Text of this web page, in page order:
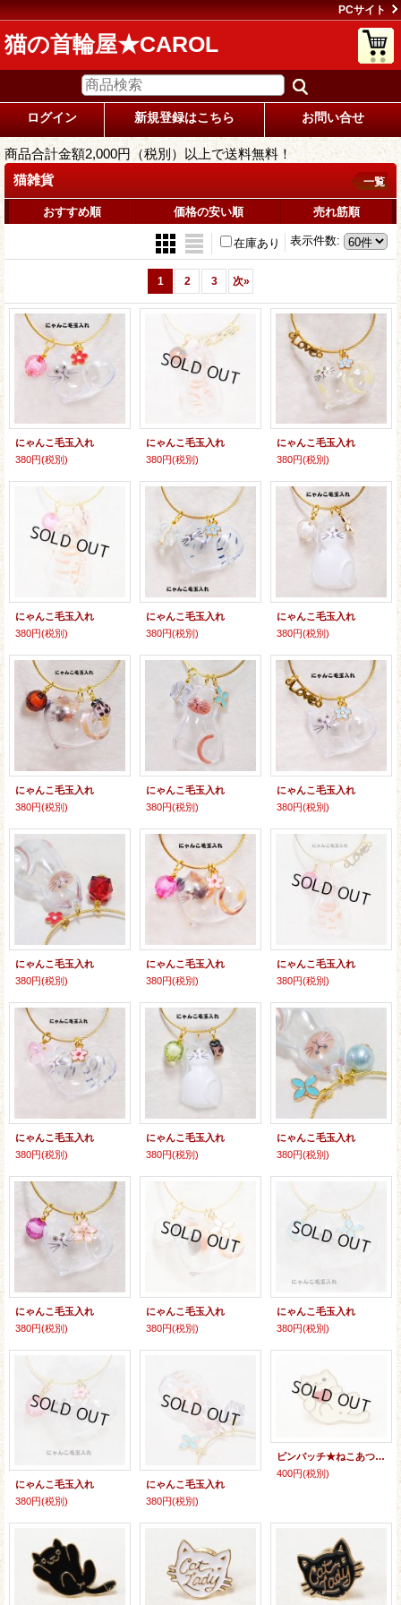
PCサイト
猫の首輪屋★CAROL
ログイン 新規登録はこちら お問い合せ
商品合計金額2,000円（税別）以上で送料無料！
猫雑貨
一覧
おすすめ順 価格の安い順 売れ筋順
表示件数:
在庫あり
1 2 3 次»
にゃんこ毛玉入れ
380円(税別)
にゃんこ毛玉入れ
380円(税別)
にゃんこ毛玉入れ
380円(税別)
にゃんこ毛玉入れ
380円(税別)
にゃんこ毛玉入れ
380円(税別)
にゃんこ毛玉入れ
380円(税別)
にゃんこ毛玉入れ
380円(税別)
にゃんこ毛玉入れ
380円(税別)
にゃんこ毛玉入れ
380円(税別)
にゃんこ毛玉入れ
380円(税別)
にゃんこ毛玉入れ
380円(税別)
にゃんこ毛玉入れ
380円(税別)
にゃんこ毛玉入れ
380円(税別)
にゃんこ毛玉入れ
380円(税別)
にゃんこ毛玉入れ
380円(税別)
にゃんこ毛玉入れ
380円(税別)
にゃんこ毛玉入れ
380円(税別)
にゃんこ毛玉入れ
380円(税別)
にゃんこ毛玉入れ
380円(税別)
にゃんこ毛玉入れ
380円(税別)
ピンバッチ★ねこあつめっぽい白猫
400円(税別)